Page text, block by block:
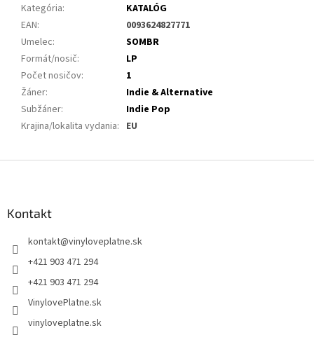
Kategória:
KATALÓG
EAN:
0093624827771
Umelec:
SOMBR
Formát/nosič:
LP
Počet nosičov:
1
Žáner:
Indie & Alternative
Subžáner:
Indie Pop
Krajina/lokalita vydania: EU
Kontakt
kontakt@vinyloveplatne.sk
+421 903 471 294
+421 903 471 294
VinylovePlatne.sk
vinyloveplatne.sk